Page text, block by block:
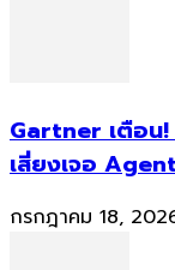
Gartner เตือน
เสี่ยงเจอ
กรกฎาคม 18,